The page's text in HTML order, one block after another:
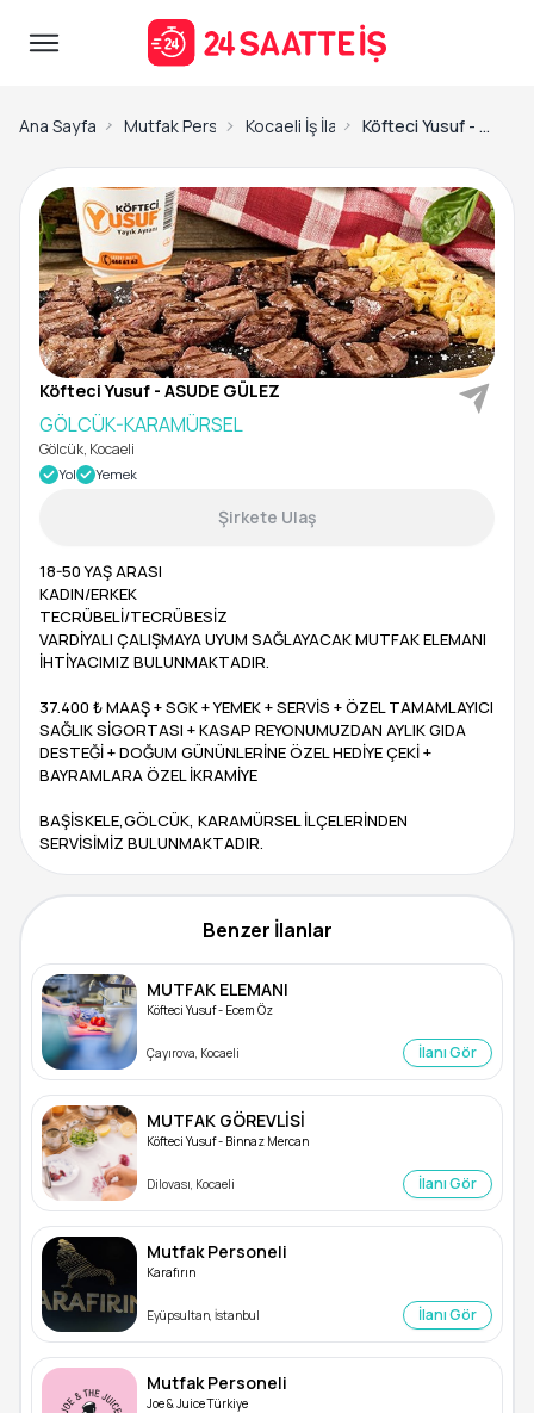
Ana Sayfa Mutfak Personeli İş İlanları
Kocaeli İş İlanları Köfteci Yusuf - ASUDE GÜLEZ-GÖLCÜK-KARAMÜRSEL
Köfteci Yusuf - ASUDE GÜLEZ
GÖLCÜK-KARAMÜRSEL
Gölcük, Kocaeli
Yol Yemek
Şirkete Ulaş
18-50 YAŞ ARASI
KADIN/ERKEK
TECRÜBELİ/TECRÜBESİZ
VARDİYALI ÇALIŞMAYA UYUM SAĞLAYACAK MUTFAK ELEMANI
İHTİYACIMIZ BULUNMAKTADIR.
37.400 ₺ MAAŞ + SGK + YEMEK + SERVİS + ÖZEL TAMAMLAYICI
SAĞLIK SİGORTASI + KASAP REYONUMUZDAN AYLIK GIDA
DESTEĞİ + DOĞUM GÜNÜNLERİNE ÖZEL HEDİYE ÇEKİ +
BAYRAMLARA ÖZEL İKRAMİYE
BAŞİSKELE,GÖLCÜK, KARAMÜRSEL İLÇELERİNDEN
SERVİSİMİZ BULUNMAKTADIR.
Benzer İlanlar
MUTFAK ELEMANI
Köfteci Yusuf - Ecem Öz
Çayırova, Kocaeli İlanı Gör
MUTFAK GÖREVLİSİ
Köfteci Yusuf - Binnaz Mercan
Dilovası, Kocaeli İlanı Gör
Mutfak Personeli
Karafırın
Eyüpsultan, İstanbul İlanı Gör
Mutfak Personeli
Joe & Juice Türkiye